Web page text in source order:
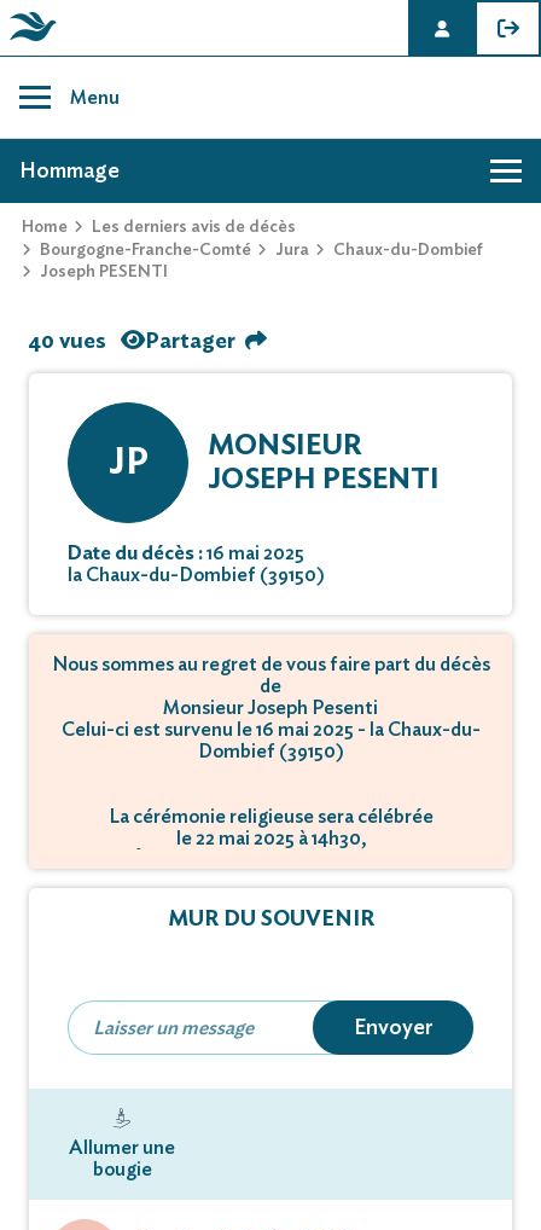
content
Menu
AVIS DE DÉCÈS DE JOSEPH PESENTI
Home
Les derniers avis de décès
Bourgogne-Franche-Comté
Jura
Chaux-du-Dombief
Joseph PESENTI
Hommage
40 vues Partager
JP
MONSIEUR
JOSEPH PESENTI
Date du décès :16 mai 2025
la Chaux-du-Dombief (39150)
Nous sommes au regret de vous faire part du décès
de
Monsieur Joseph Pesenti
Celui-ci est survenu le 16 mai 2025 - la Chaux-du-
Dombief (39150)
La cérémonie religieuse sera célébrée
le 22 mai 2025 à 14h30,
MUR DU SOUVENIR
Envoyer
Allumer une
bougie